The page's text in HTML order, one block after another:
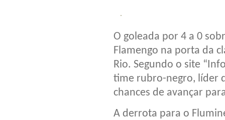
O goleada por 4 a 0
Flamengo na porta da
Rio. Segundo o site
time rubro-negro, líder
chances de avançar
A derrota para o